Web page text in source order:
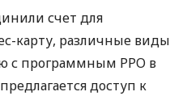
счет для
карту, различные виды
с программным РРО в
доступ к